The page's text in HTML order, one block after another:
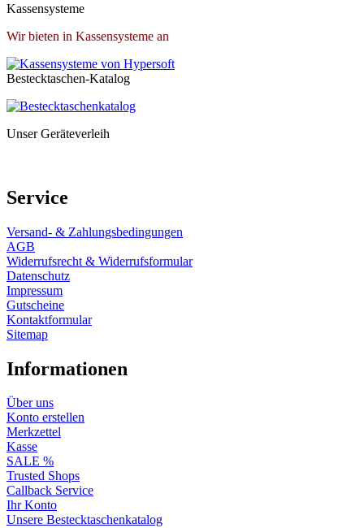
Kassensysteme
Wir bieten in Kassensysteme an
Bestecktaschen-Katalog
Unser Geräteverleih
Service
Versand- & Zahlungsbedingungen
AGB
Widerrufsrecht & Widerrufsformular
Datenschutz
Impressum
Gutscheine
Kontaktformular
Sitemap
Informationen
Über uns
Konto erstellen
Merkzettel
Kasse
SALE %
Trusted Shops
Callback Service
Ihr Konto
Unsere Bestecktaschenkatalog